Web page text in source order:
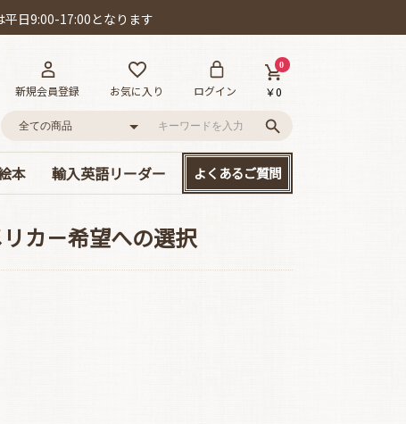
平日9:00-17:00となります
新規会員登録 お気に入り ログイン
0
￥0
本 輸入英語リーダー よくあるご質問
カ－希望への選択